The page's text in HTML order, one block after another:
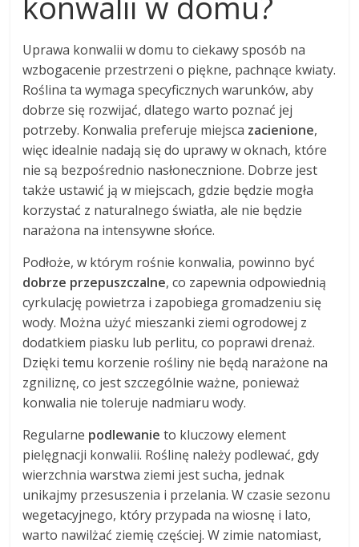
Uprawa konwalii w domu to ciekawy sposób na
wzbogacenie przestrzeni o piękne, pachnące kwiaty.
Roślina ta wymaga specyficznych warunków, aby
dobrze się rozwijać, dlatego warto poznać jej
potrzeby. Konwalia preferuje miejsca zacienione,
więc idealnie nadają się do uprawy w oknach, które
nie są bezpośrednio nasłonecznione. Dobrze jest
także ustawić ją w miejscach, gdzie będzie mogła
korzystać z naturalnego światła, ale nie będzie
narażona na intensywne słońce.
Podłoże, w którym rośnie konwalia, powinno być
dobrze przepuszczalne, co zapewnia odpowiednią
cyrkulację powietrza i zapobiega gromadzeniu się
wody. Można użyć mieszanki ziemi ogrodowej z
dodatkiem piasku lub perlitu, co poprawi drenaż.
Dzięki temu korzenie rośliny nie będą narażone na
zgniliznę, co jest szczególnie ważne, ponieważ
konwalia nie toleruje nadmiaru wody.
Regularne podlewanie to kluczowy element
pielęgnacji konwalii. Roślinę należy podlewać, gdy
wierzchnia warstwa ziemi jest sucha, jednak
unikajmy przesuszenia i przelania. W czasie sezonu
wegetacyjnego, który przypada na wiosnę i lato,
warto nawilżać ziemię częściej. W zimie natomiast,